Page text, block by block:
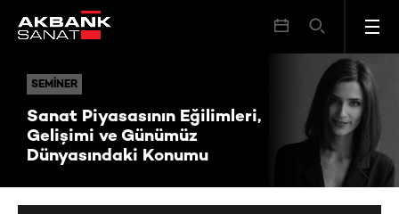
SEMINER
Sanat Piyasasının Eğilimleri,
Gelişimi ve Günümüz
Dünyasındaki Konumu
SEMINER Sanat Piyasasının Eğilimleri, Gelişimi ve Günümüz Dünyasındaki Konumu